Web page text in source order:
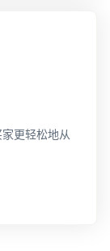
更轻松地从